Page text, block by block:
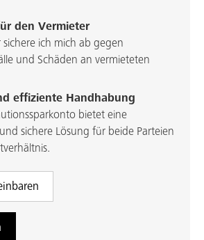
den Vermieter
sichere ich mich ab gegen
und Schäden an vermieteten
effiziente Handhabung
bietet eine
sichere Lösung für beide Parteien